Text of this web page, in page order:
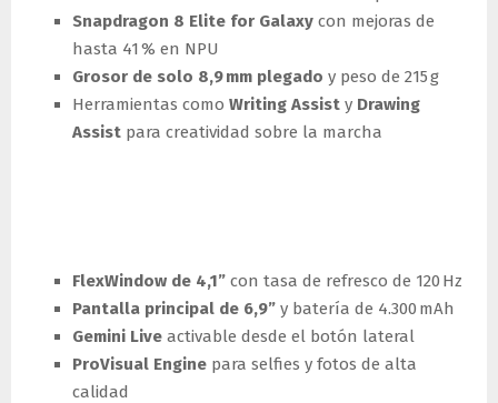
Snapdragon 8 Elite for Galaxy con mejoras de
hasta 41 % en NPU
Grosor de solo 8,9 mm plegado y peso de 215 g
Herramientas como Writing Assist y Drawing
Assist para creatividad sobre la marcha
FlexWindow de 4,1” con tasa de refresco de 120 Hz
Pantalla principal de 6,9” y batería de 4.300 mAh
Gemini Live activable desde el botón lateral
ProVisual Engine para selfies y fotos de alta
calidad